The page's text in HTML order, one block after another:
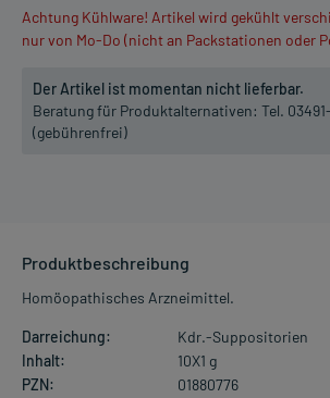
Achtung Kühlware! Artikel wird gekühlt
nur von Mo-Do (nicht an Packstationen oder
Der Artikel ist momentan nicht lieferbar.
Beratung für Produktalternativen: Tel.
(gebührenfrei)
Produktbeschreibung
Homöopathisches Arzneimittel.
Darreichung:
Kdr.-Suppositorien
Inhalt:
10X1 g
PZN:
01880776